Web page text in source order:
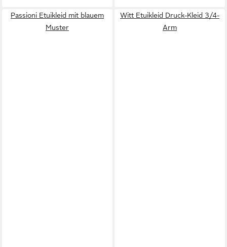
Passioni Etuikleid mit blauem
Muster
Witt Etuikleid Druck-Kleid 3/4-
Arm